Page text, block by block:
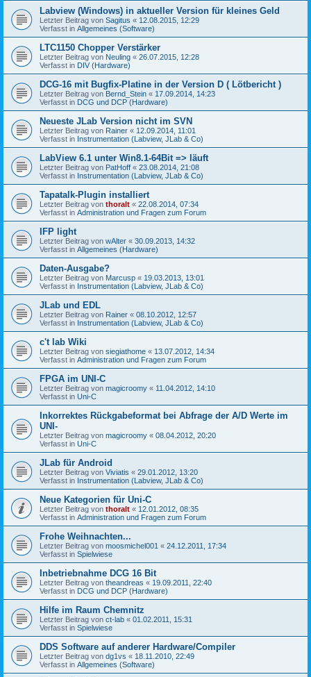
Labview (Windows) in aktueller Version für kleines Geld
Letzter Beitrag von Sagitus « 12.08.2015, 12:29
Verfasst in Allgemeines (Software)
LTC1150 Chopper Verstärker
Letzter Beitrag von Neuling « 26.07.2015, 12:28
Verfasst in DIV (Hardware)
DCG-16 mit Bugfix-Platine in der Version D ( Lötbericht )
Letzter Beitrag von Bernd_Stein « 17.09.2014, 14:23
Verfasst in DCG und DCP (Hardware)
Neueste JLab Version nicht im SVN
Letzter Beitrag von Rainer « 12.09.2014, 11:01
Verfasst in Instrumentation (Labview, JLab & Co)
LabView 6.1 unter Win8.1-64Bit => läuft
Letzter Beitrag von PatHoff « 23.08.2014, 21:08
Verfasst in Instrumentation (Labview, JLab & Co)
Tapatalk-Plugin installiert
Letzter Beitrag von thoralt « 22.08.2014, 07:34
Verfasst in Administration und Fragen zum Forum
IFP light
Letzter Beitrag von wAlter « 30.09.2013, 14:32
Verfasst in Allgemeines (Hardware)
Daten-Ausgabe?
Letzter Beitrag von Marcusp « 19.03.2013, 13:01
Verfasst in Instrumentation (Labview, JLab & Co)
JLab und EDL
Letzter Beitrag von Rainer « 08.10.2012, 12:57
Verfasst in Instrumentation (Labview, JLab & Co)
c't lab Wiki
Letzter Beitrag von siegiathome « 13.07.2012, 14:34
Verfasst in Administration und Fragen zum Forum
FPGA im UNI-C
Letzter Beitrag von magicroomy « 11.04.2012, 14:10
Verfasst in Uni-C
Inkorrektes Rückgabeformat bei Abfrage der A/D Werte im
UNI-
Letzter Beitrag von magicroomy « 08.04.2012, 20:20
Verfasst in Uni-C
JLab für Android
Letzter Beitrag von Viviatis « 29.01.2012, 13:20
Verfasst in Instrumentation (Labview, JLab & Co)
Neue Kategorien für Uni-C
Letzter Beitrag von thoralt « 12.01.2012, 08:35
Verfasst in Administration und Fragen zum Forum
Frohe Weihnachten...
Letzter Beitrag von moosmichel001 « 24.12.2011, 17:34
Verfasst in Spielwiese
Inbetriebnahme DCG 16 Bit
Letzter Beitrag von theandreas « 19.09.2011, 22:40
Verfasst in DCG und DCP (Hardware)
Hilfe im Raum Chemnitz
Letzter Beitrag von ct-lab « 01.02.2011, 15:31
Verfasst in Spielwiese
DDS Software auf anderer Hardware/Compiler
Letzter Beitrag von dg1vs « 18.11.2010, 22:49
Verfasst in Allgemeines (Software)